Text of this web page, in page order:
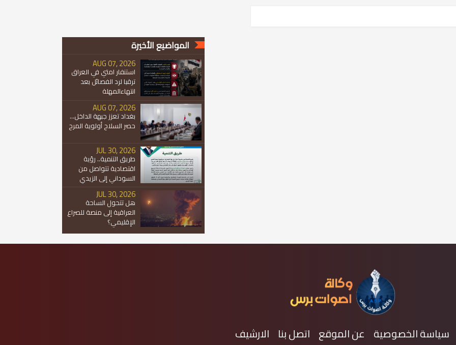
المواضيع الأخيرة
AUG 07, 2026
استنفار امتي في العراق
ترقبا لرد الفصائل بعد
انتهاءالمهلة
AUG 07, 2026
بغداد تعزز جبهة الداخل...
حصر السلاح أولوية المرح
JUL 30, 2026
طريق التنمية.. رؤية
اقتصادية تتواصل من
السوداني إلى الزيدي
JUL 30, 2026
هل تتحول الساحة
العراقية إلى منصة للصراع
الإقليمي؟
سياسة الخصوصية عن الموقع اتصل بنا الارشيف